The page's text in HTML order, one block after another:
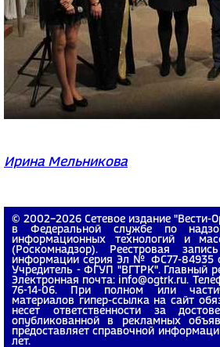
Ирина Мельникова
© 2002−2026 Сетевое издание "Вести-
в Федеральной службе по
информационных технологий и
(Роскомнадзор). Реестровая
информации серия Эл № ФС77-84935
Учредитель - ФГУП "ВГТРК". Главный
Электронная почта: info@ogtrk.ru.
76-14-06. При полном или
материалов гипер-ссылка на сайт
несет ответственности за
опубликованной в рекламных
предоставляет справочной
лет.